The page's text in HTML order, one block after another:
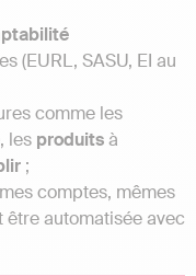
(EURL, SASU, EI au
comme les
, les produitsà
;
comptes, mêmes
être automatisée avec